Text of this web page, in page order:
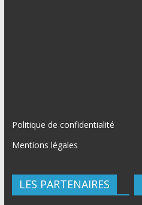
Politique de confidentialité
Mentions légales
LES PARTENAIRES